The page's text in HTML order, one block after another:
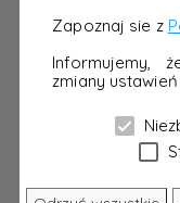
Zapoznaj sie z
Informujemy,
zmiany